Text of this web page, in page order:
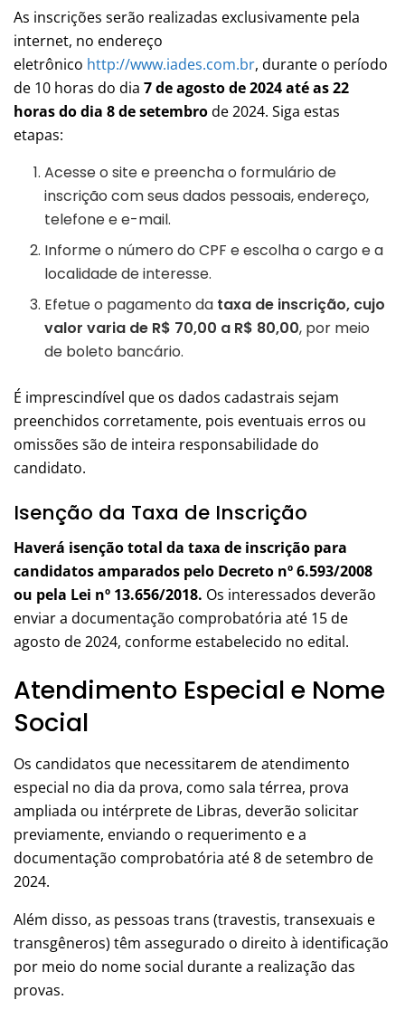
As inscrições serão realizadas exclusivamente pela
internet, no endereço
eletrônico http://www.iades.com.br, durante o período
de 10 horas do dia 7 de agosto de 2024 até as 22
horas do dia 8 de setembrode 2024. Siga estas
etapas:
Acesse o site e preencha o formulário de
inscrição com seus dados pessoais, endereço,
telefone e e-mail.
Informe o número do CPF e escolha o cargo e a
localidade de interesse.
Efetue o pagamento da taxa de inscrição, cujo
valor varia de R$ 70,00 a R$ 80,00, por meio
de boleto bancário.
É imprescindível que os dados cadastrais sejam
preenchidos corretamente, pois eventuais erros ou
omissões são de inteira responsabilidade do
candidato.
Isenção da Taxa de Inscrição
Haverá isenção total da taxa de inscrição para
candidatos amparados pelo Decreto nº 6.593/2008
ou pela Lei nº 13.656/2018. Os interessados deverão
enviar a documentação comprobatória até 15 de
agosto de 2024, conforme estabelecido no edital.
Atendimento Especial e Nome
Social
Os candidatos que necessitarem de atendimento
especial no dia da prova, como sala térrea, prova
ampliada ou intérprete de Libras, deverão solicitar
previamente, enviando o requerimento e a
documentação comprobatória até 8 de setembro de
2024.
Além disso, as pessoas trans (travestis, transexuais e
transgêneros) têm assegurado o direito à identificação
por meio do nome social durante a realização das
provas.